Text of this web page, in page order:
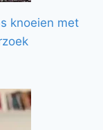
knoeien met